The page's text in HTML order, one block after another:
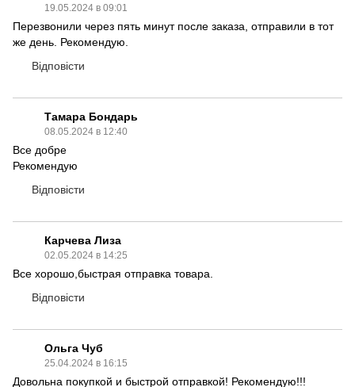
19.05.2024 в 09:01
Перезвонили через пять минут после заказа, отправили в тот
же день. Рекомендую.
Відповісти
Тамара Бондарь
08.05.2024 в 12:40
Все добре
Рекомендую
Відповісти
Карчева Лиза
02.05.2024 в 14:25
Все хорошо,быстрая отправка товара.
Відповісти
Ольга Чуб
25.04.2024 в 16:15
Довольна покупкой и быстрой отправкой! Рекомендую!!!